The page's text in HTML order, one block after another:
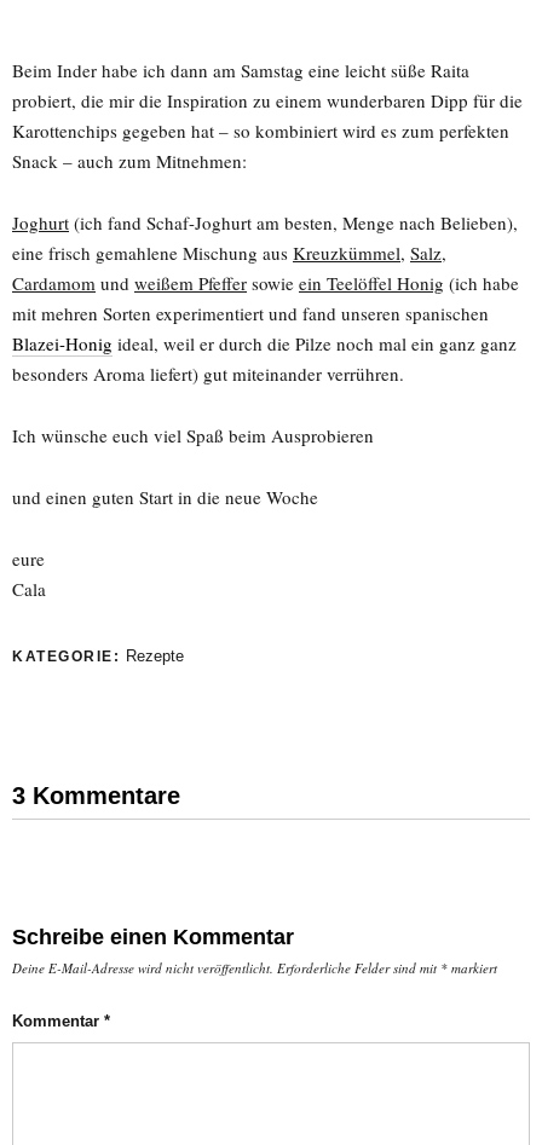
Beim Inder habe ich dann am Samstag eine leicht süße Raita
probiert, die mir die Inspiration zu einem wunderbaren Dipp für die
Karottenchips gegeben hat – so kombiniert wird es zum perfekten
Snack – auch zum Mitnehmen:
Joghurt (ich fand Schaf-Joghurt am besten, Menge nach Belieben),
eine frisch gemahlene Mischung aus Kreuzkümmel, Salz,
Cardamom und weißem Pfeffer sowie ein Teelöffel Honig (ich habe
mit mehren Sorten experimentiert und fand unseren spanischen
Blazei-Honig ideal, weil er durch die Pilze noch mal ein ganz ganz
besonders Aroma liefert) gut miteinander verrühren.
Ich wünsche euch viel Spaß beim Ausprobieren
und einen guten Start in die neue Woche
eure
Cala
KATEGORIE: Rezepte
3 Kommentare
Schreibe einen Kommentar
Deine E-Mail-Adresse wird nicht veröffentlicht. Erforderliche Felder sind mit * markiert
Kommentar *